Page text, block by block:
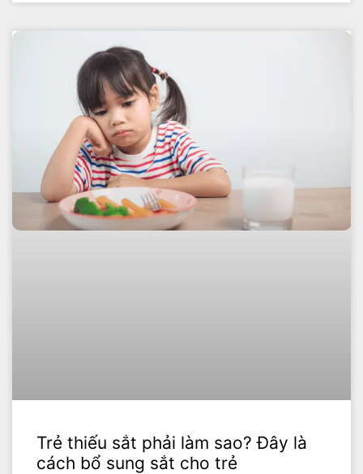
Trẻ thiếu sắt phải làm sao? Đây là
cách bổ sung sắt cho trẻ